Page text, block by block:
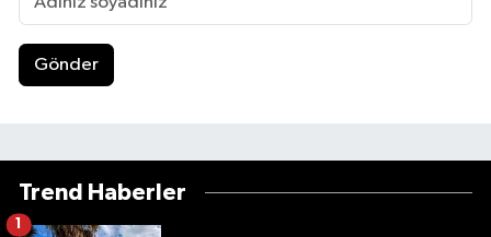
Gönder
Trend Haberler